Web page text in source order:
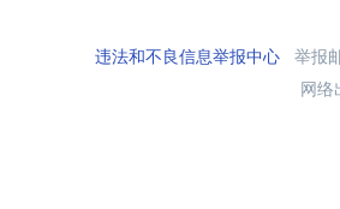
违法和不良信息举报中心举报
网